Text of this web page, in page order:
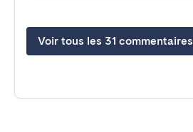
Voir tous les 31 commentaires